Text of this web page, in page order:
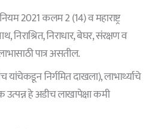
2021 कलम 2 (14) व महाराष्ट्र
निराधार, बेघर, संरक्षण व
पात्र असतील.
निर्गमित दाखला), लाभार्थ्याचे
उत्पन्न हे अडीच लाखापेक्षा कमी